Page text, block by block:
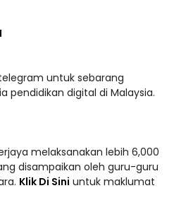
untuk sebarang
pendidikan digital di Malaysia.
melaksanakan lebih 6,000
disampaikan oleh guru-guru
Klik Di Sini untuk maklumat